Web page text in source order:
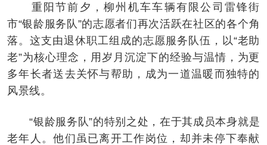
重阳节前夕，柳州机车车辆有限公司雷锋街
市“银龄服务队”的志愿者们再次活跃在社区的各个角
落。这支由退休职工组成的志愿服务队伍，以“老助
老”为核心理念，用岁月沉淀下的经验与温情，为更
多年长者送去关怀与帮助，成为一道温暖而独特的
风景线。
“银龄服务队”的特别之处，在于其成员本身就是
老年人。他们虽已离开工作岗位，却并未停下奉献